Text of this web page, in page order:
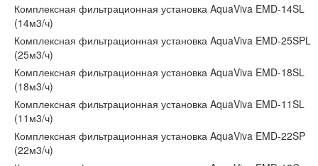
Комплексная фильтрационная установка AquaViva EMD-14SL
(14м3/ч)
Комплексная фильтрационная установка AquaViva EMD-25SPL
(25м3/ч)
Комплексная фильтрационная установка AquaViva EMD-18SL
(18м3/ч)
Комплексная фильтрационная установка AquaViva EMD-11SL
(11м3/ч)
Комплексная фильтрационная установка AquaViva EMD-22SP
(22м3/ч)